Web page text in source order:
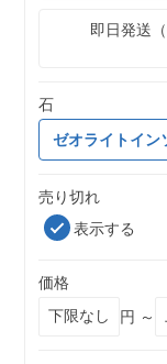
即日発送（
石
ゼオライトイン
売り切れ
表示する
価格
円 ～